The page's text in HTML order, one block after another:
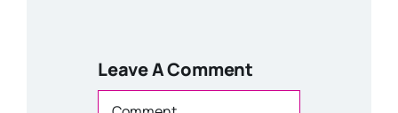
Leave A Comment
Comment